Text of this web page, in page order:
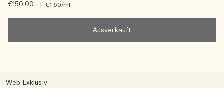
€150.00 €1.50/ml
Ausverkauft
Web-Exklusiv